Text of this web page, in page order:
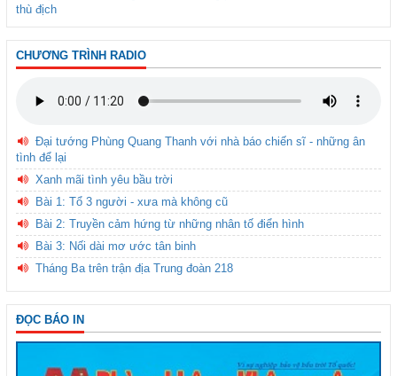
thù địch
CHƯƠNG TRÌNH RADIO
Đại tướng Phùng Quang Thanh với nhà báo chiến sĩ - những ân
tình để lại
Xanh mãi tình yêu bầu trời
Bài 1: Tổ 3 người - xưa mà không cũ
Bài 2: Truyền cảm hứng từ những nhân tố điển hình
Bài 3: Nối dài mơ ước tân binh
Tháng Ba trên trận địa Trung đoàn 218
ĐỌC BÁO IN